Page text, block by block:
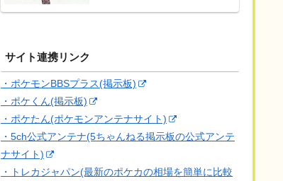
サイト連携リンク
・ポケモンBBSプラス(掲示板)
・ポケくん(掲示板)
・ポケたん(ポケモンアンテナサイト)
・5ch公式アンテナ(5ちゃんねる掲示板の公式アンテ
ナサイト)
・トレカジャパン(最新のポケカの相場を簡単に比較